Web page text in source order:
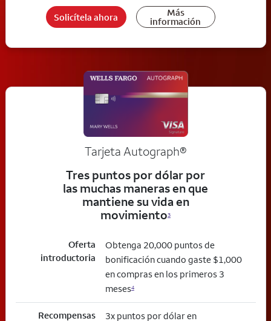
Solicítela ahora Más
información
Tarjeta Autograph®
Tres puntos por dólar por
las muchas maneras en que
mantiene su vida en
movimiento3
Oferta
introductoria
Obtenga 20,000 puntos de
bonificación cuando gaste $1,000
en compras en los primeros 3
meses4
Recompensas 3x puntos por dólar en